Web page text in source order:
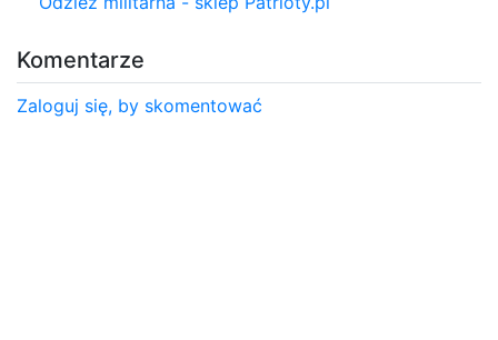
Komentarze
Zaloguj się, by skomentować